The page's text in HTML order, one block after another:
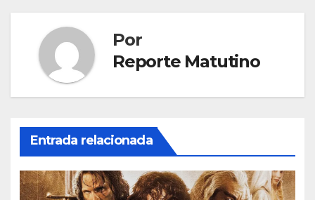
Por
Reporte Matutino
Entrada relacionada